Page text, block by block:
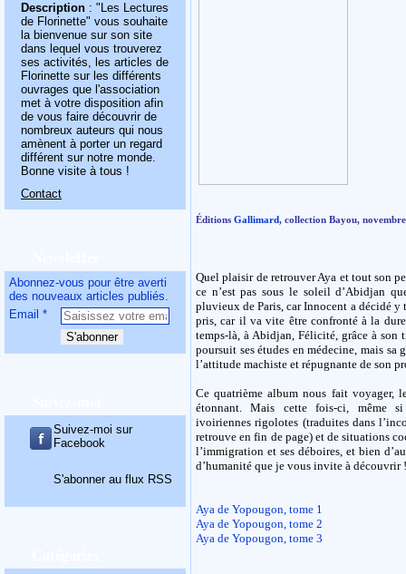
Description : "Les Lectures
de Florinette" vous souhaite
la bienvenue sur son site
dans lequel vous trouverez
ses activités, les articles de
Florinette sur les différents
ouvrages que l'association
met à votre disposition afin
de vous faire découvrir de
nombreux auteurs qui nous
amènent à porter un regard
différent sur notre monde.
Bonne visite à tous !
Contact
Abonnez-vous pour être averti
des nouveaux articles publiés.
Email
Suivez-moi sur
Facebook
S'abonner au flux RSS
Éditions Gallimard, collection Bayou,
Quel plaisir de retrouver Aya et tout son
ce n’est pas sous le soleil d’Abidjan
pluvieux de Paris, car Innocent a décidé y
pris, car il va vite être confronté à la
temps-là, à Abidjan, Félicité, grâce à son
poursuit ses études en médecine, mais sa
l’attitude machiste et répugnante de son
Ce quatrième album nous fait voyager,
étonnant. Mais cette fois-ci, même si
ivoiriennes rigolotes (traduites dans
retrouve en fin de page) et de situations
l’immigration et ses déboires, et bien
d’humanité que je vous invite à découvrir
Aya de Yopougon, tome 1
Aya de Yopougon, tome 2
Aya de Yopougon, tome 3